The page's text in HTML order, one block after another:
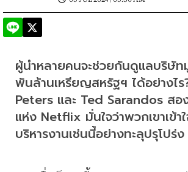
ผู้นำหลายคนจะช่วยกันดูแลบริษัท
พันล้านเหรียญสหรัฐฯ ได้อย่างไร
Peters และ Ted Sarandos สอ
แห่ง Netflix มั่นใจว่าพวกเขาเข้า
บริหารงานเช่นนี้อย่างทะลุปรุโปร่ง